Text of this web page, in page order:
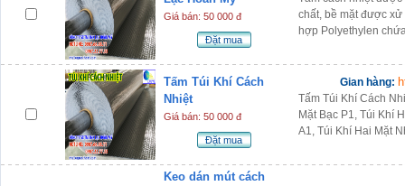
Giá bán: 50 000 đ
Đặt mua
chất, bề mặt được
hợp Polyethylen
Tấm Túi Khí Cách
Nhiệt
Giá bán: 50 000 đ
Đặt mua
Gian hàng:
Tấm Túi Khí Cách
Mặt Bạc P1, Túi Khí
A1, Túi Khí Hai Mặt
Keo dán mút cách